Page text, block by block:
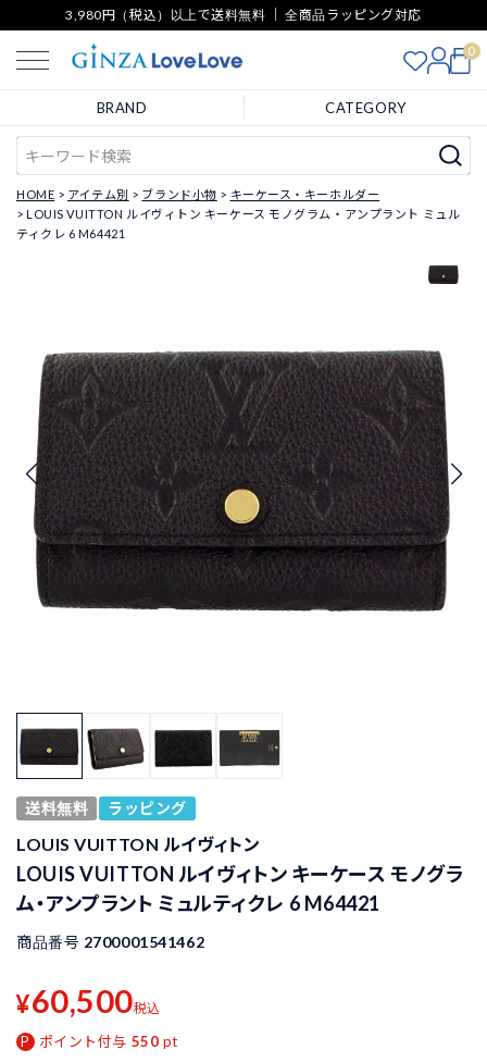
3,980円（税込）以上で送料無料 ｜ 全商品ラッピング対応
0
BRAND CATEGORY
HOME アイテム別 ブランド小物
キーケース・キーホルダー
LOUIS VUITTON ルイヴィトン キーケース モノグラム・アンプラント ミュル
ティクレ 6 M64421
送料無料 ラッピング
LOUIS VUITTON ルイヴィトン
LOUIS VUITTON ルイヴィトン キーケース モノグラ
ム・アンプラント ミュルティクレ 6 M64421
商品番号 2700001541462
¥60,500税込
ポイント付与 550 pt